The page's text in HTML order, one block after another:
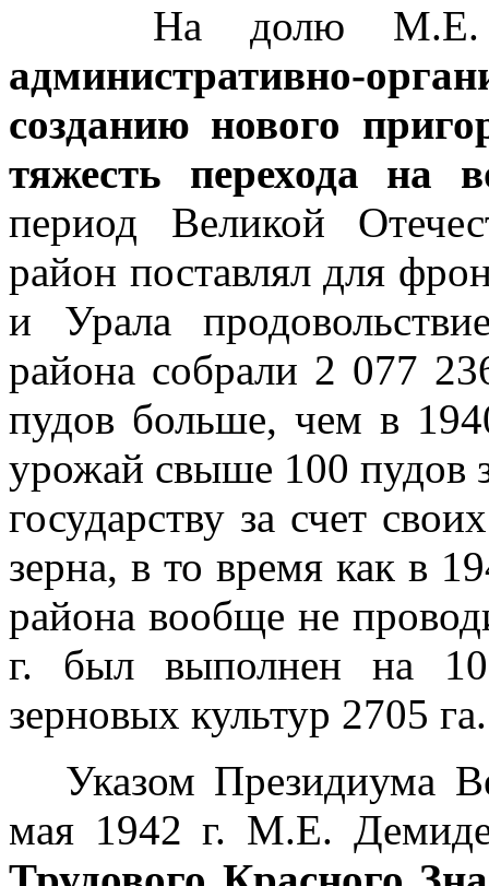
На долю М.Е.
административно-
созданию нового
тяжесть перехода на
период Великой
район поставлял для
и Урала
района собрали 2 077
пудов больше, чем в
урожай свыше 100 пудов
государству за счет
зерна, в то время как в
района вообще не
г. был выполнен на
зерновых культур 2705 га.
Указом Президиума
мая 1942 г. М.Е.